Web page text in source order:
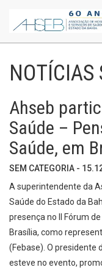
NOTÍCIAS
Ahseb
Saúde –
Saúde, em
SEM CATEGORIA -
A superintendente da
Saúde do Estado da
presença no II Fórum
Brasília, como
(Febase). O presidente
esteve no evento,